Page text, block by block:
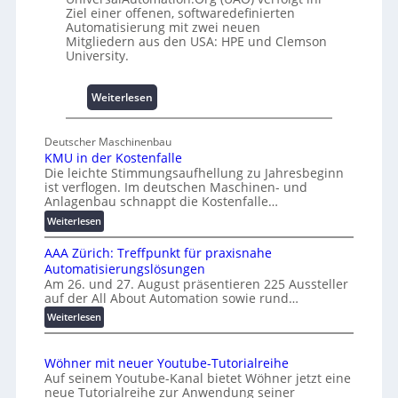
m
n
i
s
s
c
h
a
f
f
n
A
Ziel einer offenen, softwaredefinierten
Automatisierung mit zwei neuen
Mitgliedern aus den USA: HPE und Clemson
University.
Weiterlesen
U
i
v
e
r
l
A
u
t
m
t
i
Deutscher Maschinenbau
KMU in der Kostenfalle
Die leichte Stimmungsaufhellung zu Jahresbeginn
ist verflogen. Im deutschen Maschinen- und
Anlagenbau schnappt die Kostenfalle…
Weiterlesen:
K
M
U
i
d
e
K
o
AAA Zürich: Treffpunkt für praxisnahe
Automatisierungslösungen
Am 26. und 27. August präsentieren 225 Aussteller
auf der All About Automation sowie rund…
Weiterlesen:
A
A
Z
Wöhner mit neuer Youtube-Tutorialreihe
Auf seinem Youtube-Kanal bietet Wöhner jetzt eine
neue Tutorialreihe zur Anwendung seiner